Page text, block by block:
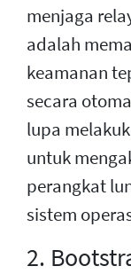
menjaga
adalah
keamanan
secara
lupa
untuk
perangkat
sistem
2.